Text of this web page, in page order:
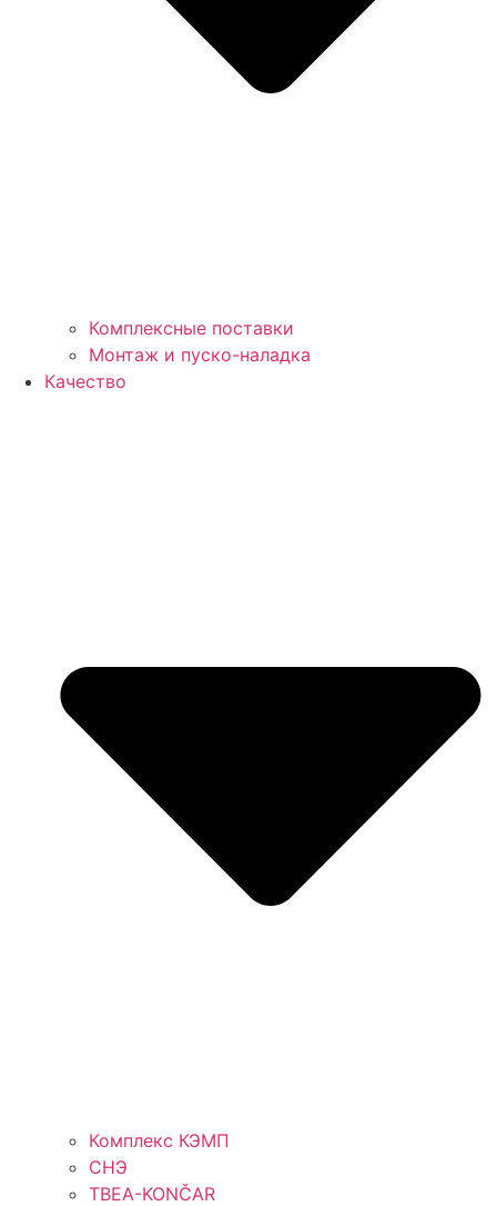
Комплексные поставки
Монтаж и пуско-наладка
Качество
Комплекс КЭМП
СНЭ
TBEA-KONČAR